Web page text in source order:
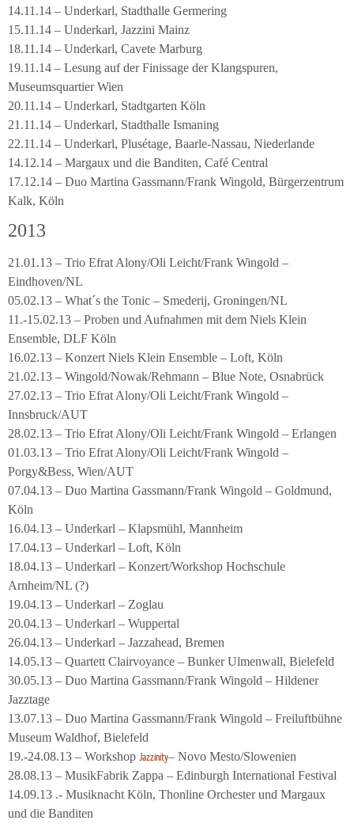
14.11.14 – Underkarl, Stadthalle Germering
15.11.14 – Underkarl, Jazzini Mainz
18.11.14 – Underkarl, Cavete Marburg
19.11.14 – Lesung auf der Finissage der Klangspuren,
Museumsquartier Wien
20.11.14 – Underkarl, Stadtgarten Köln
21.11.14 – Underkarl, Stadthalle Ismaning
22.11.14 – Underkarl, Plusétage, Baarle-Nassau, Niederlande
14.12.14 – Margaux und die Banditen, Café Central
17.12.14 – Duo Martina Gassmann/Frank Wingold, Bürgerzentrum
Kalk, Köln
2013
21.01.13 – Trio Efrat Alony/Oli Leicht/Frank Wingold –
Eindhoven/NL
05.02.13 – What´s the Tonic – Smederij, Groningen/NL
11.-15.02.13 – Proben und Aufnahmen mit dem Niels Klein
Ensemble, DLF Köln
16.02.13 – Konzert Niels Klein Ensemble – Loft, Köln
21.02.13 – Wingold/Nowak/Rehmann – Blue Note, Osnabrück
27.02.13 – Trio Efrat Alony/Oli Leicht/Frank Wingold –
Innsbruck/AUT
28.02.13 – Trio Efrat Alony/Oli Leicht/Frank Wingold – Erlangen
01.03.13 – Trio Efrat Alony/Oli Leicht/Frank Wingold –
Porgy&Bess, Wien/AUT
07.04.13 – Duo Martina Gassmann/Frank Wingold – Goldmund,
Köln
16.04.13 – Underkarl – Klapsmühl, Mannheim
17.04.13 – Underkarl – Loft, Köln
18.04.13 – Underkarl – Konzert/Workshop Hochschule
Arnheim/NL (?)
19.04.13 – Underkarl – Zoglau
20.04.13 – Underkarl – Wuppertal
26.04.13 – Underkarl – Jazzahead, Bremen
14.05.13 – Quartett Clairvoyance – Bunker Ulmenwall, Bielefeld
30.05.13 – Duo Martina Gassmann/Frank Wingold – Hildener
Jazztage
13.07.13 – Duo Martina Gassmann/Frank Wingold – Freiluftbühne
Museum Waldhof, Bielefeld
19.-24.08.13 – Workshop Jazzinity– Novo Mesto/Slowenien
28.08.13 – MusikFabrik Zappa – Edinburgh International Festival
14.09.13 .- Musiknacht Köln, Thonline Orchester und Margaux
und die Banditen